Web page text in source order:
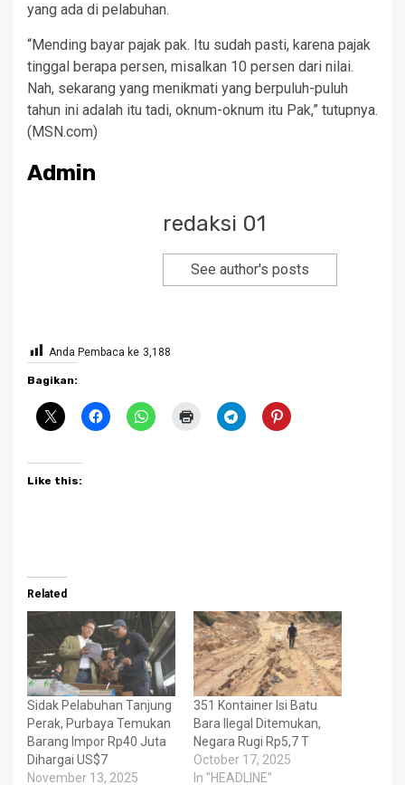
yang ada di pelabuhan.
“Mending bayar pajak pak. Itu sudah pasti, karena pajak
tinggal berapa persen, misalkan 10 persen dari nilai.
Nah, sekarang yang menikmati yang berpuluh-puluh
tahun ini adalah itu tadi, oknum-oknum itu Pak,” tutupnya.
(MSN.com)
Admin
redaksi 01
See author's posts
Anda Pembaca ke 3,188
Bagikan:
Like this:
Related
Sidak Pelabuhan Tanjung
Perak, Purbaya Temukan
Barang Impor Rp40 Juta
Dihargai US$7
November 13, 2025
351 Kontainer Isi Batu
Bara Ilegal Ditemukan,
Negara Rugi Rp5,7 T
October 17, 2025
In "HEADLINE"